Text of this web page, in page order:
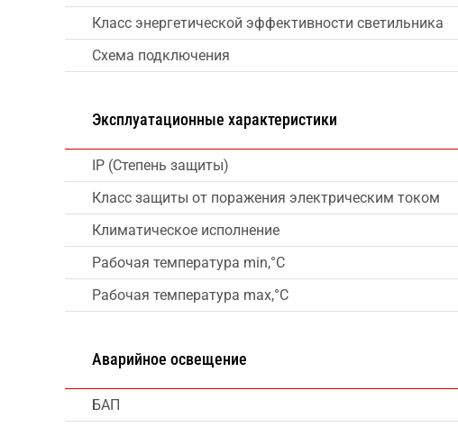
Класс энергетической эффективности светильника
Схема подключения
Эксплуатационные характеристики
IP (Степень защиты)
Класс защиты от поражения электрическим током
Климатическое исполнение
Рабочая температура min,°C
Рабочая температура max,°C
Аварийное освещение
БАП